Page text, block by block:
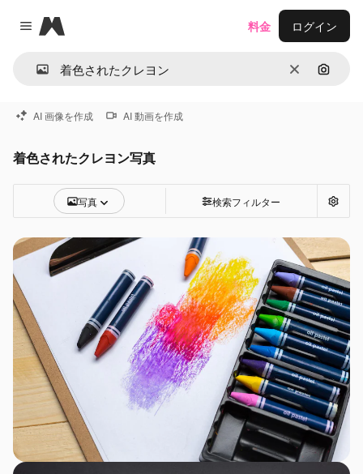
Close menu
Magnific
消去 画像で
料金 ログイン
AI 画像を作成 AI 動画を作成
着色されたクレヨン写真
写真 検索フィルター